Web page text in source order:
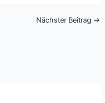
Nächster Beitrag →